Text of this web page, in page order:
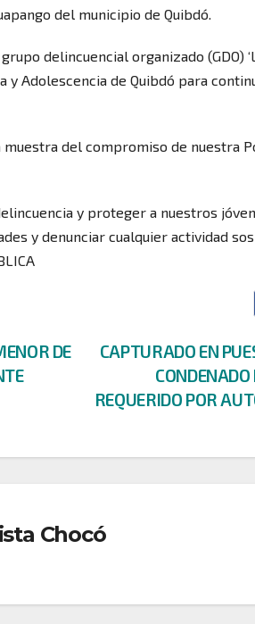
del municipio de Quibdó.
delincuencial organizado (GDO)
y Adolescencia de Quibdó para
del compromiso de nuestra
y proteger a nuestros
y denunciar cualquier actividad
CAPTURADO EN
REQUERIDO POR
DE
Chocó